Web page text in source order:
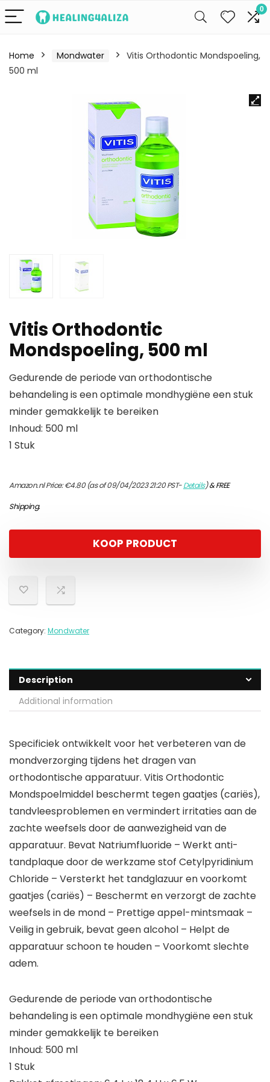
0
Home Mondwater
Vitis Orthodontic Mondspoeling,
500 ml
Vitis Orthodontic
Mondspoeling, 500 ml
Gedurende de periode van orthodontische
behandeling is een optimale mondhygiëne een stuk
minder gemakkelijk te bereiken
Inhoud: 500 ml
1 Stuk
Amazon.nl Price:€4.80(as of 09/04/2023 21:20 PST-Details)&FREE
Shipping.
KOOP PRODUCT
Category: Mondwater
Description
Additional information
Specificiek ontwikkelt voor het verbeteren van de
mondverzorging tijdens het dragen van
orthodontische apparatuur. Vitis Orthodontic
Mondspoelmiddel beschermt tegen gaatjes (cariës),
tandvleesproblemen en vermindert irritaties aan de
zachte weefsels door de aanwezigheid van de
apparatuur. Bevat Natriumfluoride – Werkt anti-
tandplaque door de werkzame stof Cetylpyridinium
Chloride – Versterkt het tandglazuur en voorkomt
gaatjes (cariës) – Beschermt en verzorgt de zachte
weefsels in de mond – Prettige appel-mintsmaak –
Veilig in gebruik, bevat geen alcohol – Helpt de
apparatuur schoon te houden – Voorkomt slechte
adem.
Gedurende de periode van orthodontische
behandeling is een optimale mondhygiëne een stuk
minder gemakkelijk te bereiken
Inhoud: 500 ml
1 Stuk